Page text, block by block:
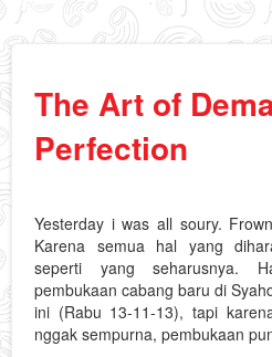
The Art of
Perfection
Yesterday i was all soury.
Karena semua hal yang
seperti yang seharusnya.
pembukaan cabang baru di
ini (Rabu 13-11-13), tapi
nggak sempurna, pembukaan